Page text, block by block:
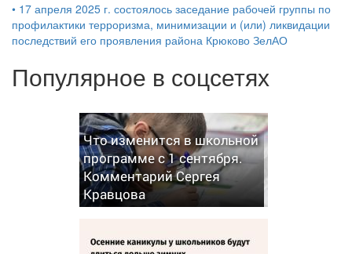
• 17 апреля 2025 г. состоялось заседание рабочей группы по
профилактики терроризма, минимизации и (или) ликвидации
последствий его проявления района Крюково ЗелАО
Популярное в соцсетях
Что изменится в школьной
программе с 1 сентября.
Комментарий Сергея
Кравцова